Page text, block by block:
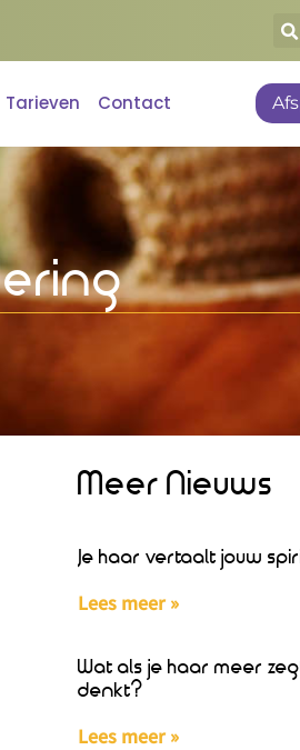
Tarieven Contact
Meer Nieuws
Je haar vertaalt jouw
Lees meer »
Wat als je haar meer
denkt?
Lees meer »